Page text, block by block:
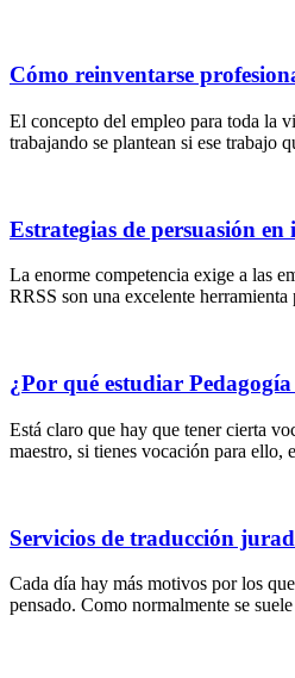
Cómo reinventarse
El concepto del empleo para toda la
trabajando se plantean si ese trabajo
Estrategias de persuasión
La enorme competencia exige a las
RRSS son una excelente
¿Por qué estudiar
Está claro que hay que tener cierta
maestro, si tienes vocación para ello,
Servicios de traducción
Cada día hay más motivos por los
pensado. Como normalmente se